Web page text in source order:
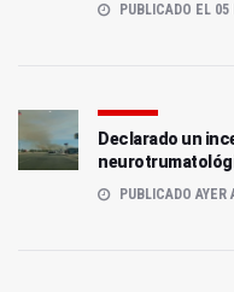
PUBLICADO EL
Declarado un
PUBLICADO